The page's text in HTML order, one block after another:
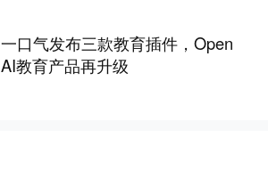
一口气发布三款教育插件，Open
AI教育产品再升级